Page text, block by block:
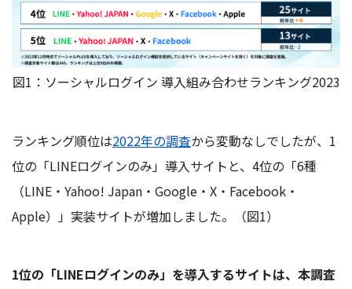
図1：ソーシャルログイン 導入組み合わせランキング2023
ランキング順位は2022年の調査から変動なしでしたが、1
位の「LINEログインのみ」導入サイトと、4位の「6種
（LINE・Yahoo! Japan・Google・X・Facebook・
Apple）」実装サイトが増加しました。（図1）
1位の「LINEログインのみ」を導入するサイトは、本調査